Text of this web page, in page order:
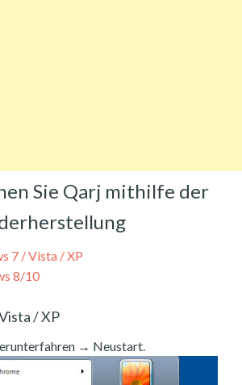
Sie Qarj mithilfe der
7 / Vista / XP
8/10
/ XP
→ Neustart.